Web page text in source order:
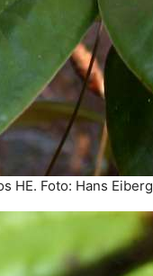
HE. Foto: Hans Eiberg